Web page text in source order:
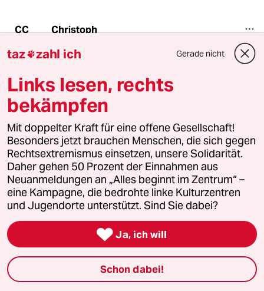
CC Christoph
Was ist cis und german staring?
Diese ganzen pseudopsychologischen Wörter
gehen mir langsam auf die Nerven. Bald muss
ich mir ein Neusprech Lexikon zulegen, damit
ich noch durchblicke.
Damit grenzt man Menschen aus, die sich nicht
ständig mit diesen sprachlichen
"Neuerfindungen" befassen.
Andreas J
04.05.2024 11:27 Uhr
@ Christoph:
Wie soll man etwas beschreiben für
das es keine Definition bzw. Wörter
taz zahl ich Gerade nicht
Links lesen, rechts
bekämpfen
Mit doppelter Kraft für eine offene Gesellschaft!
Besonders jetzt brauchen Menschen, die sich gegen
Rechtsextremismus einsetzen, unsere Solidarität.
Daher gehen 50 Prozent der Einnahmen aus
Neuanmeldungen an „Alles beginnt im Zentrum“ –
eine Kampagne, die bedrohte linke Kulturzentren
und Jugendorte unterstützt. Sind Sie dabei?
 Ja, ich will
Schon dabei!